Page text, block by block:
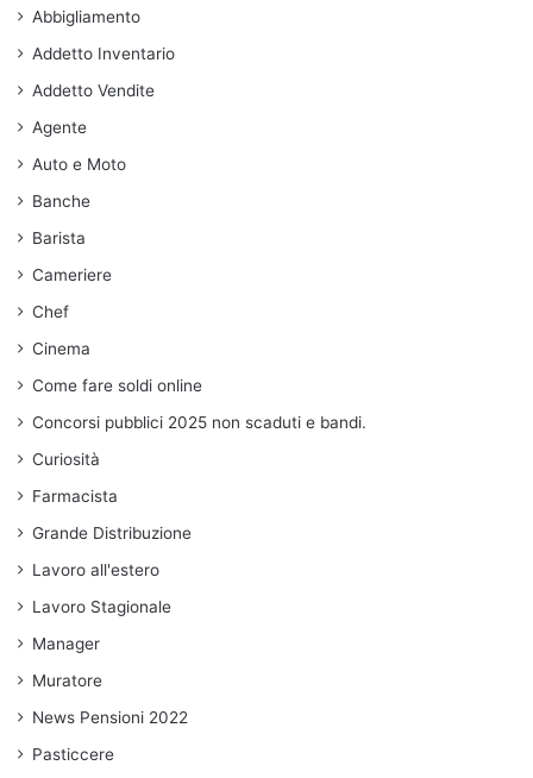
Abbigliamento
Addetto Inventario
Addetto Vendite
Agente
Auto e Moto
Banche
Barista
Cameriere
Chef
Cinema
Come fare soldi online
Concorsi pubblici 2025 non scaduti e bandi.
Curiosità
Farmacista
Grande Distribuzione
Lavoro all'estero
Lavoro Stagionale
Manager
Muratore
News Pensioni 2022
Pasticcere